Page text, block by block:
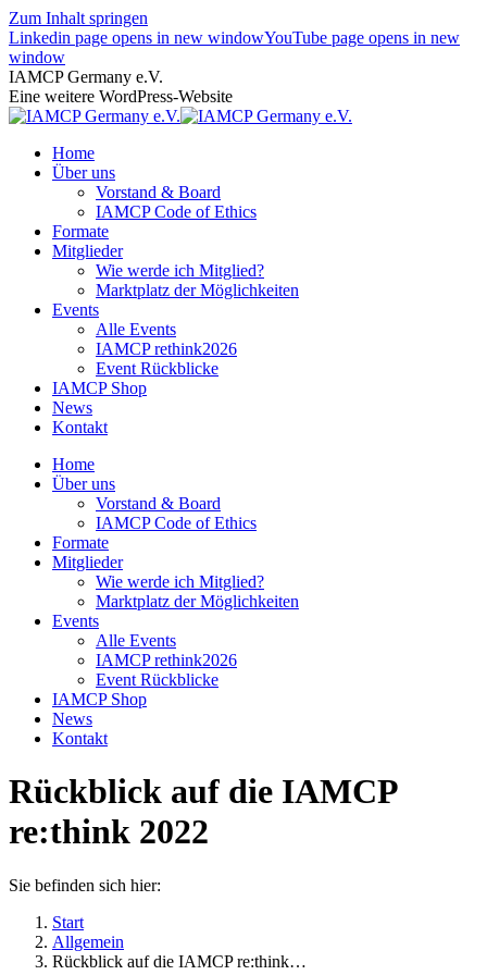
Zum Inhalt springen
Linkedin page opens in new windowYouTube page opens in new
window
IAMCP Germany e.V.
Eine weitere WordPress-Website
Home
Über uns
Vorstand & Board
IAMCP Code of Ethics
Formate
Mitglieder
Wie werde ich Mitglied?
Marktplatz der Möglichkeiten
Events
Alle Events
IAMCP rethink2026
Event Rückblicke
IAMCP Shop
News
Kontakt
Home
Über uns
Vorstand & Board
IAMCP Code of Ethics
Formate
Mitglieder
Wie werde ich Mitglied?
Marktplatz der Möglichkeiten
Events
Alle Events
IAMCP rethink2026
Event Rückblicke
IAMCP Shop
News
Kontakt
Rückblick auf die IAMCP
re:think 2022
Sie befinden sich hier:
Start
Allgemein
Rückblick auf die IAMCP re:think…